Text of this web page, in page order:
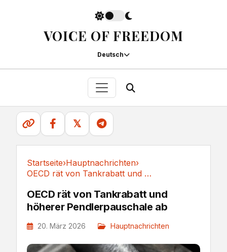
VOICE OF FREEDOM
Deutsch
𝕏
Startseite›Hauptnachrichten›
OECD rät von Tankrabatt und höherer Pendlerpauschale ab
OECD rät von Tankrabatt und
höherer Pendlerpauschale ab
20. März 2026 Hauptnachrichten